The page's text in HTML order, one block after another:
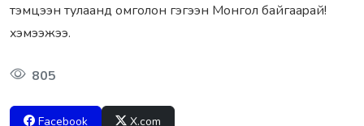
тэмцээн тулаанд омголон гэгээн Монгол байгааpай!
xэмээжээ.
805
Facebook X.com